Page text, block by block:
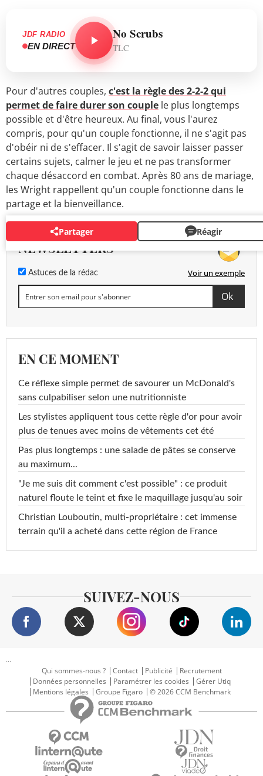
JDF RADIO
EN DIRECT
No Scrubs
TLC
Pour d'autres couples, c'est la règle des 2-2-2 qui
permet de faire durer son couple le plus longtemps
possible et d'être heureux. Au final, vous l'aurez
compris, pour qu'un couple fonctionne, il ne s'agit pas
d'obéir ni de s'effacer. Il s'agit de savoir laisser passer
certains sujets, calmer le jeu et ne pas transformer
chaque désaccord en combat. Après 80 ans de mariage,
les Wright rappellent qu'un couple fonctionne dans le
partage et la bienveillance.
Partager Réagir
NEWSLETTERS
Astuces de la rédac Voir un exemple
EN CE MOMENT
Ce réflexe simple permet de savourer un McDonald's
sans culpabiliser selon une nutritionniste
Les stylistes appliquent tous cette règle d'or pour avoir
plus de tenues avec moins de vêtements cet été
Pas plus longtemps : une salade de pâtes se conserve
au maximum...
"Je me suis dit comment c'est possible" : ce produit
naturel floute le teint et fixe le maquillage jusqu'au soir
Christian Louboutin, multi-propriétaire : cet immense
terrain qu'il a acheté dans cette région de France
SUIVEZ-NOUS
...
Qui sommes-nous ?
Contact Publicité
Recrutement
Données personnelles
Paramétrer les cookies
Gérer Utiq
Mentions légales
Groupe Figaro © 2026 CCM Benchmark